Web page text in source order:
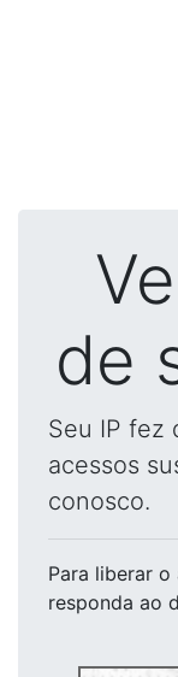
de
Seu IP fez
acessos
conosco.
Para liberar o
responda ao